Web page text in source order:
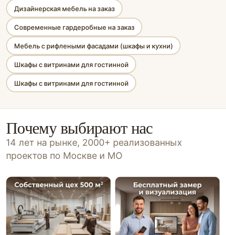
Дизайнерская мебель на заказ
Современные гардеробные на заказ
Мебель с рифлеными фасадами (шкафы и кухни)
Шкафы с витринами для гостинной
Шкафы с витринами для гостинной
Почему выбирают нас
14 лет на рынке, 2000+ реализованных
проектов по Москве и МО